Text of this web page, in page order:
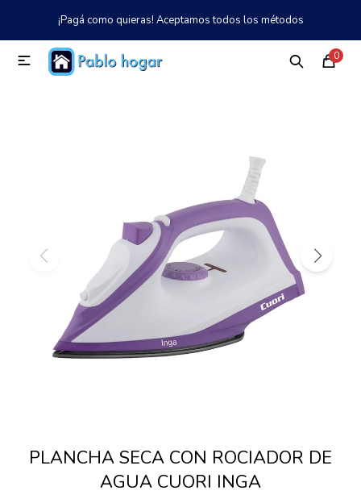
¡Pagá como quieras! Aceptamos todos los métodos
0

PLANCHA SECA CON ROCIADOR DE
AGUA CUORI INGA
MI CUENTA
Catálogo Tienda 097 997 042
Tecnología
Electrodomésticos
TV, Audio y Video
Aire libre y Jardín